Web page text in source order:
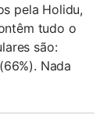
Med Fest
Já em
pela Holidu,
tudo o
são:
Nada